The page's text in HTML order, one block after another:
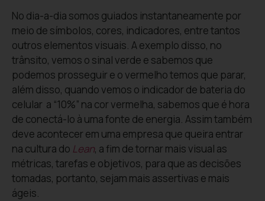
No dia-a-dia somos guiados instantaneamente por
meio de símbolos, cores, indicadores, entre tantos
outros elementos visuais. A exemplo disso, no
trânsito, vemos o sinal verde e sabemos que
podemos prosseguir e o vermelho temos que parar,
além disso, quando vemos o indicador de bateria do
celular a “10%” na cor vermelha, sabemos que é hora
de conectá-lo à uma fonte de energia. Assim também
deve acontecer em uma empresa que queira entrar
na cultura do Lean, a fim de tornar mais visual as
métricas, tarefas e objetivos, para que as decisões
tomadas, portanto, sejam mais assertivas e mais
ágeis.